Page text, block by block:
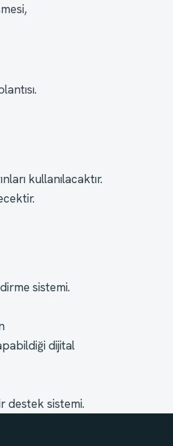
kullanılacaktır.
sistemi.
dijital
destek sistemi.